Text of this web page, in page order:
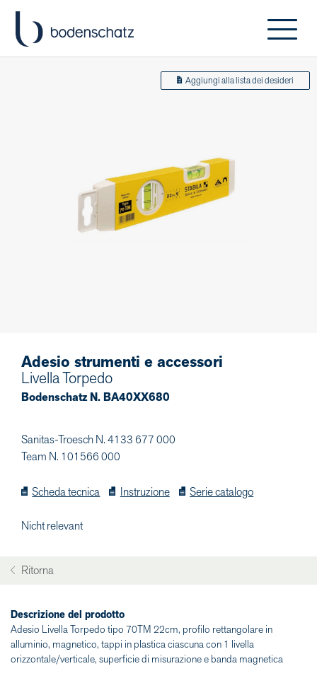
Aggiungi alla lista dei desideri
Adesio strumenti e accessori
Livella Torpedo
Bodenschatz N. BA40XX680
Sanitas-Troesch N. 4133 677 000
Team N. 101566 000
Scheda tecnica Instruzione Serie catalogo
Nicht relevant
Ritorna
Descrizione del prodotto
Adesio Livella Torpedo tipo 70TM 22cm, profilo rettangolare in
alluminio, magnetico, tappi in plastica ciascuna con 1 livella
orizzontale/verticale, superficie di misurazione e banda magnetica